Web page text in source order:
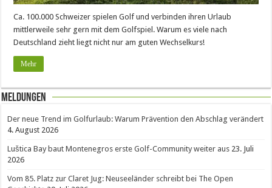
Ca. 100.000 Schweizer spielen Golf und verbinden ihren Urlaub
mittlerweile sehr gern mit dem Golfspiel. Warum es viele nach
Deutschland zieht liegt nicht nur am guten Wechselkurs!
Mehr
Meldungen
Der neue Trend im Golfurlaub: Warum Prävention den Abschlag verändert
4. August 2026
Luštica Bay baut Montenegros erste Golf-Community weiter aus 23. Juli
2026
Vom 85. Platz zur Claret Jug: Neuseeländer schreibt bei The Open